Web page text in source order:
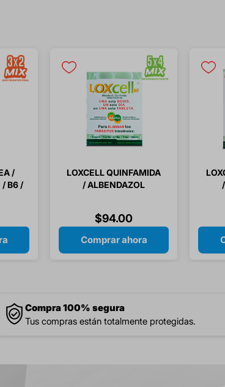
/
/ B6 /
LOXCELL QUINFAMIDA
/ ALBENDAZOL
$94.00
Comprar ahora
Compra 100% segura
Tus compras están totalmente protegidas.